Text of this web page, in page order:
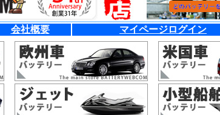
会社概要 マイページログイン